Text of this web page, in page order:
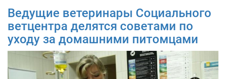
Ведущие ветеринары Социального
ветцентра делятся советами по
уходу за домашними питомцами